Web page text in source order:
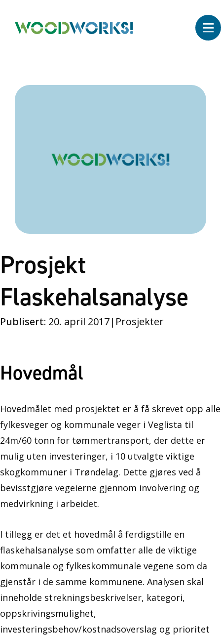
Prosjekt
Flaskehalsanalyse
Publisert: 20. april 2017| Prosjekter
Hovedmål
Hovedmålet med prosjektet er å få skrevet opp alle
fylkesveger og kommunale veger i Veglista til
24m/60 tonn for tømmertransport, der dette er
mulig uten investeringer, i 10 utvalgte viktige
skogkommuner i Trøndelag. Dette gjøres ved å
bevisstgjøre vegeierne gjennom involvering og
medvirkning i arbeidet.
I tillegg er det et hovedmål å ferdigstille en
flaskehalsanalyse som omfatter alle de viktige
kommunale og fylkeskommunale vegene som da
gjenstår i de samme kommunene. Analysen skal
inneholde strekningsbeskrivelser, kategori,
oppskrivingsmulighet,
investeringsbehov/kostnadsoverslag og prioritet